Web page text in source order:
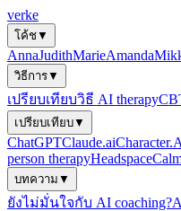
verke
โค้ช▼
AnnaJudithMarieAmanda
วิธีการ▼
เปรียบเทียบวิธี AI therapy
เปรียบเทียบ▼
ChatGPTClaude.ai
person therapyHeadspace
บทความ ▼
ยังไม่มั่นใจกับ AI coaching?